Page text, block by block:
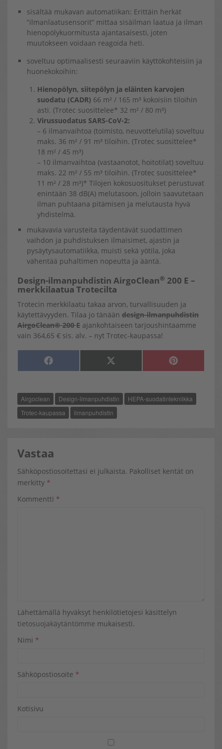
sisältää mukavan automatiikan: Erittäin herkät
”ilmanlaatusensorit” mittaa sisäilman laatua ja ilman
hienopölykuormitusta ajantasaisesti, joten
muutokseen voidaan reagoida heti.
soveltuu optimaalisesti seuraaviin käyttökohteisiin ja
huonekokoihin:
Hienopölyn, siitepölyn ja eläinten karvojen
suodatu (CADR) 66 m² / 165 m³ kokoisiin tiloihin
asti. (Trotec suosittelee* 32 m² / 80 m³)
Virussuodatus SARS-CoV-2:
– 6 ilmanvaihtoa (toimisto, neuvottelutila) soveltuu
maks. 36 m² / 91 m³ tiloihin. (Trotec suosittelee*
18 m² / 45 m³)
– 10 ilmanvaihtoa (vastaanotot, hoitotilat) soveltuu
maks. 22 m² / 55 m³ tiloihin. (Trotec suosittelee*
11 m² / 28 m³)* Tilojen kokosuositukset perustuvat
enintään 38 dB(A) melutasoon, jolloin saavutetaan
ilman puhtaana pitämisen ja melutausta hyvä
yhdistelmä.
mukavavia varusteita täydentävät suodattimen
vaihdon ja puhdistuksen ilmaisimet, ajastin ja
pysäytysautomatiikka, muisti sekä yötila, joka
vähentää puhaltimen nopeutta ja ääntä.
Design-ilmanpuhdistin AirgoClean® 200 E –
merkkilaatua Trotecilta
Trotecin merkkilaatu takaa arvon, turvallisuuden ja
käytettävyyden. Tilaa jo tänään design-ilmanpuhdistin
AirgoClean® 200 E ajankohtaiseen tarjoushintaamme
vain 364,65 € sis. alv. – nyt Trotec-kaupassa!
SHARE
F
A
O
K
SHARE
X
(
T
T
E
)
SHARE
P
I
R
E
S
Airgoclean Design-ilmanpuhdistin
HEPA-suodatintekniikka
Trotec-kaupassa
ilmanpuhdistin
Vastaa
Sähköpostiosoitettasi ei julkaista. Pakolliset kentät on
merkitty *
Kommentti *
Lähettämällä hyväksyt henkilötietojesi käsittelyn
tietosuojakäytäntömme mukaisesti.
Nimi *
Sähköpostiosoite *
Kotisivu